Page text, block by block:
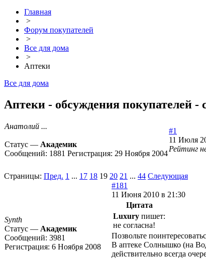
Главная
>
Форум покупателей
>
Все для дома
>
Аптеки
Все для дома
Аптеки - обсуждения покупателей -
Анатолий ...
Статус — Академик
Сообщений: 1881 Регистрация: 29 Ноября 2004
#1
11 Июля
Рейтинг
Страницы: Пред. 1 ... 17 18 19 20 21 ... 44 Следующая
Synth
Статус — Академик
Сообщений: 3981
Регистрация: 6 Ноября 2008
#181
11 Июня 2010 в 21:30
Цитата
Luxury пишет:
не согласна!
Позвольте
В аптеке Солнышко (на
действительно всегда